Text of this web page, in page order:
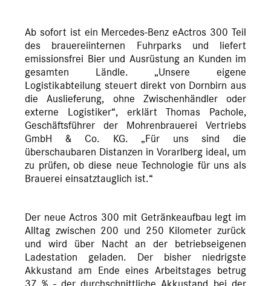
Ab sofort ist ein Mercedes-Benz eActros 300 Teil
des brauereiinternen Fuhrparks und liefert
emissionsfrei Bier und Ausrüstung an Kunden im
gesamten Ländle. „Unsere eigene
Logistikabteilung steuert direkt von Dornbirn aus
die Auslieferung, ohne Zwischenhändler oder
externe Logistiker“, erklärt Thomas Pachole,
Geschäftsführer der Mohrenbrauerei Vertriebs
GmbH & Co. KG. „Für uns sind die
überschaubaren Distanzen in Vorarlberg ideal, um
zu prüfen, ob diese neue Technologie für uns als
Brauerei einsatztauglich ist.“
Der neue Actros 300 mit Getränkeaufbau legt im
Alltag zwischen 200 und 250 Kilometer zurück
und wird über Nacht an der betriebseigenen
Ladestation geladen. Der bisher niedrigste
Akkustand am Ende eines Arbeitstages betrug